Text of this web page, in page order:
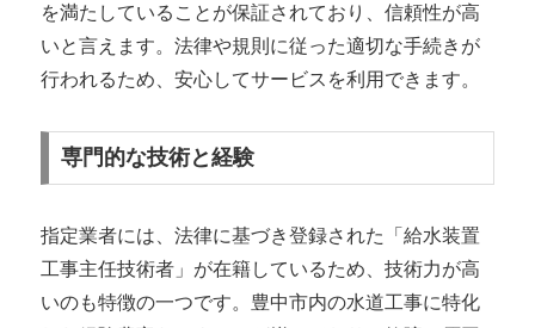
を満たしていることが保証されており、信頼性が高
いと言えます。法律や規則に従った適切な手続きが
行われるため、安心してサービスを利用できます。
専門的な技術と経験
指定業者には、法律に基づき登録された「給水装置
工事主任技術者」が在籍しているため、技術力が高
いのも特徴の一つです。豊中市内の水道工事に特化